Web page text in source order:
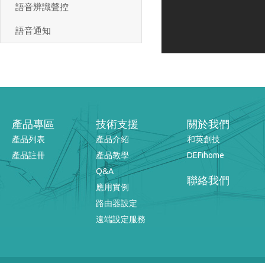
語音辨識聲控
語音通知
產品專區
產品列表
產品註冊
技術支援
產品介紹
產品教學
Q&A
應用實例
路由器設定
遠端設定服務
關於我們
和英創技
DEFihome
聯絡我們